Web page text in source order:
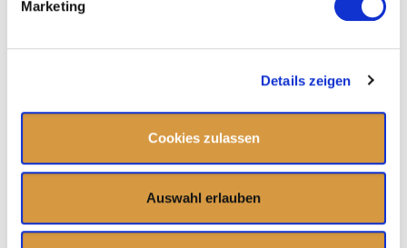
Marketing
Details zeigen
Cookies zulassen
Auswahl erlauben